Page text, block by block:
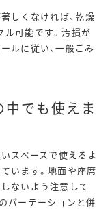
しくなければ、乾燥
可能です。汚損が
ルに従い、一般ごみ
でも使えま
スペースで使えるよ
います。地面や座席
ないよう注意して
パーテーションと併